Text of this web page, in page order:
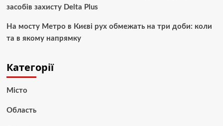
засобів захисту Delta Plus
На мосту Метро в Києві рух обмежать на три доби: коли
та в якому напрямку
Категорії
Місто
Область